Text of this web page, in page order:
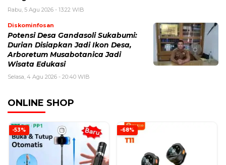
Rabu, 5 Agu 2026 - 13:22 WIB
Diskominfosan
Potensi Desa Gandasoli Sukabumi:
Durian Disiapkan Jadi Ikon Desa,
Arboretum Musabotanica Jadi
Wisata Edukasi
Selasa, 4 Agu 2026 - 20:40 WIB
ONLINE SHOP
-53% -68%